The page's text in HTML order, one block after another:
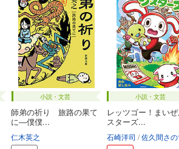
小説・文芸
師弟の祈り 旅路の果て
に―僕僕...
仁木英之
小説・文芸
レッツゴー！まい
スターズ...
石崎洋司 佐久間さ